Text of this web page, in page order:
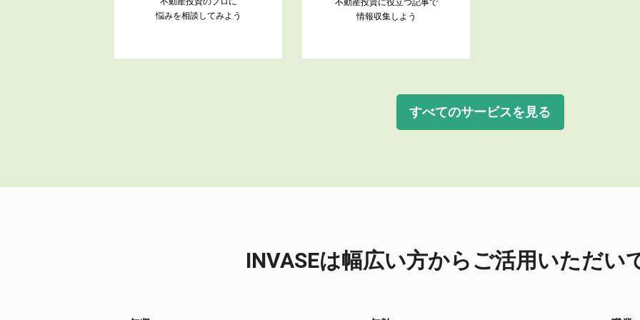
悩みを相談してみよう
不動産投資に役立つ記事で
情報収集しよう
すべてのサービスを見る
INVASEは幅広い方からご活用いただい